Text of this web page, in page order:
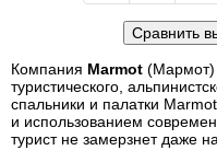
Компания Marmot (Мармот)
туристического,
спальники и палатки
и использованием
турист не замерзнет даже